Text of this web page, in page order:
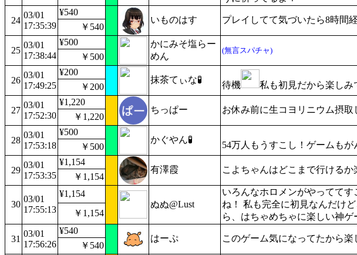
24
03/01
17:35:39
¥540
いものはす プレイしてて気づいたら8時間
￥540
25
03/01
17:38:44
¥500
かにみそ塩らー
めん
(無言スパチャ)
￥500
26
03/01
17:49:25
¥200
抹茶てぃな🧪
待機 私も初見だから楽しみ
￥200
27
03/01
17:52:30
¥1,220
ちっぱー お休み前に生コヨリニウム摂
￥1,220
28
03/01
17:53:18
¥500
かぐやん🧪
54万人もうすこし！ゲームもが
￥500
29
03/01
17:53:35
¥1,154
有澤霞 こよちゃんはどこまで行けるか
￥1,154
30
03/01
17:55:13
¥1,154
ぬぬ@Lust
いろんなホロメンがやってて
ね！ 私も完全に初見なんだけ
ら、はちゃめちゃに楽しい神
￥1,154
31
03/01
17:56:26
¥540
はーぷ このゲーム気になってたから楽
￥540